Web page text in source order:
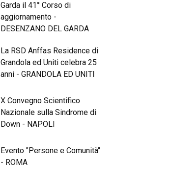
Garda il 41° Corso di
aggiornamento -
DESENZANO DEL GARDA
La RSD Anffas Residence di
Grandola ed Uniti celebra 25
anni - GRANDOLA ED UNITI
X Convegno Scientifico
Nazionale sulla Sindrome di
Down - NAPOLI
Evento "Persone e Comunità"
- ROMA